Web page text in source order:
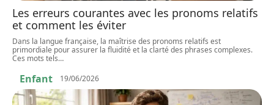
Les erreurs courantes avec les pronoms relatifs
et comment les éviter
Dans la langue française, la maîtrise des pronoms relatifs est
primordiale pour assurer la fluidité et la clarté des phrases complexes.
Ces mots tels…
Enfant 19/06/2026